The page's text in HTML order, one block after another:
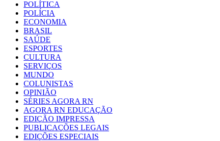
POLÍTICA
POLÍCIA
ECONOMIA
BRASIL
SAÚDE
ESPORTES
CULTURA
SERVIÇOS
MUNDO
COLUNISTAS
OPINIÃO
SÉRIES AGORA RN
AGORA RN EDUCAÇÃO
EDIÇÃO IMPRESSA
PUBLICAÇÕES LEGAIS
EDIÇÕES ESPECIAIS